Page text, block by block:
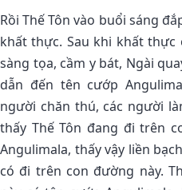
Rồi Thế Tôn vào buổi sáng
khất thực. Sau khi khất thực
sàng tọa, cầm y bát, Ngài
dẫn đến tên cướp
người chăn thú, các người
thấy Thế Tôn đang đi trên
Angulimala, thấy vậy liền
có đi trên con đường này.